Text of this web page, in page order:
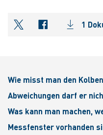
shareOntwitter 1
Wie misst man den
Abweichungen darf er
Was kann man machen,
Messfenster vorhanden